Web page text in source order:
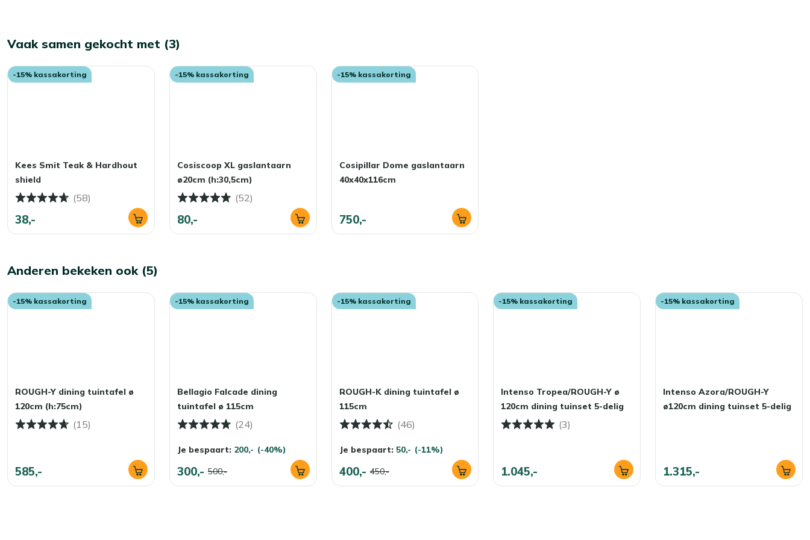
Vaak samen gekocht met (3)
-15% kassakorting
Kees Smit Teak & Hardhout
shield
(58)
38,-
-15% kassakorting
Cosiscoop XL gaslantaarn
ø20cm (h:30,5cm)
(52)
80,-
-15% kassakorting
Cosipillar Dome gaslantaarn
40x40x116cm
750,-
Anderen bekeken ook (5)
-15% kassakorting
ROUGH-Y dining tuintafel ø
120cm (h:75cm)
(15)
585,-
-15% kassakorting
Bellagio Falcade dining
tuintafel ø 115cm
(24)
Je bespaart: 200,- (-40%)
300,- 500,-
-15% kassakorting
ROUGH-K dining tuintafel ø
115cm
(46)
Je bespaart: 50,- (-11%)
400,- 450,-
-15% kassakorting
Intenso Tropea/ROUGH-Y ø
120cm dining tuinset 5-delig
(3)
1.045,-
-15% kassakorting
Intenso Azora/ROUGH-Y
ø120cm dining tuinset 5-delig
1.315,-